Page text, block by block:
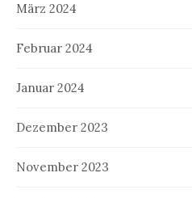
März 2024
Februar 2024
Januar 2024
Dezember 2023
November 2023